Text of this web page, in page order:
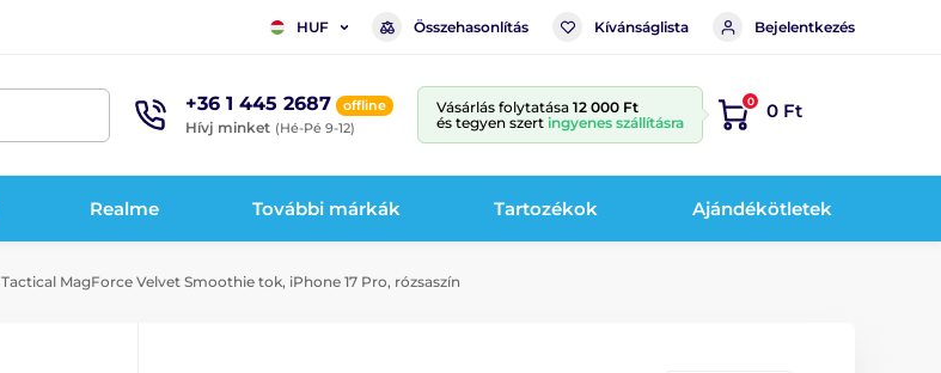
HUF Összehasonlítás Kívánságlista Bejelentkezés
+36 1 445 2687 offline
Hívj minket (Hé-Pé 9-12)
Vásárlás folytatása 12 000 Ft
és tegyen szert ingyenes szállításra
0 0 Ft
Realme További márkák Tartozékok Ajándékötletek
Tactical MagForce Velvet Smoothie tok, iPhone 17 Pro, rózsaszín